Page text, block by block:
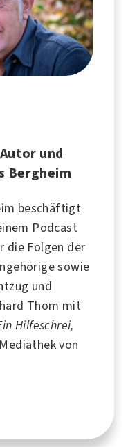
und
Bergheim
beschäftigt
Podcast
die Folgen der
sowie
und
Thom mit
Hilfeschrei,
von